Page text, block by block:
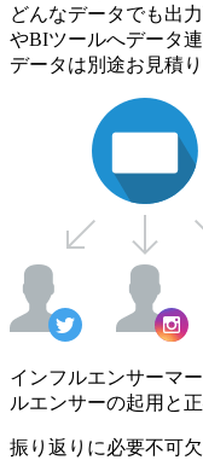
どんなデータでも出
やBIツールへデータ
データは別途お見積り
インフルエンサーマ
ルエンサーの起用と
振り返りに必要不可